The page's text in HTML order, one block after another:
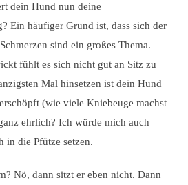
dein Hund nun deine
Ein häufiger Grund ist, dass sich der
sind ein großes Thema.
fühlt es sich nicht gut an Sitz zu
Mal hinsetzen ist dein Hund
(wie viele Kniebeuge machst
ehrlich? Ich würde mich auch
in die Pfütze setzen.
Nö, dann sitzt er eben nicht. Dann